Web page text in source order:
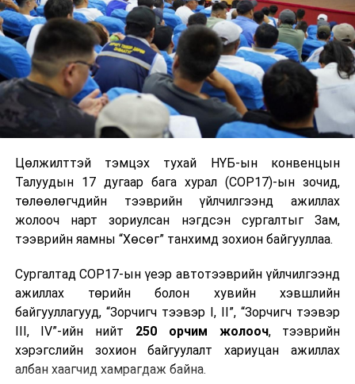
Цөлжилттэй тэмцэх тухай НҮБ-ын конвенцын
Талуудын 17 дугаар бага хурал (COP17)-ын зочид,
төлөөлөгчдийн тээврийн үйлчилгээнд ажиллах
жолооч нарт зориулсан нэгдсэн сургалтыг Зам,
тээврийн яамны “Хөсөг” танхимд зохион байгууллаа.
Сургалтад COP17-ын үеэр автотээврийн үйлчилгээнд
ажиллах төрийн болон хувийн хэвшлийн
байгууллагууд, “Зорчигч тээвэр I, II”, “Зорчигч тээвэр
III, IV”-ийн нийт 250 орчим жолооч, тээврийн
хэрэгслийн зохион байгуулалт хариуцан ажиллах
албан хаагчид хамрагдаж байна.